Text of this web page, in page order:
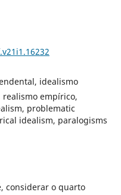
idealismo
empírico,
problematic
idealism, paralogisms
considerar o quarto